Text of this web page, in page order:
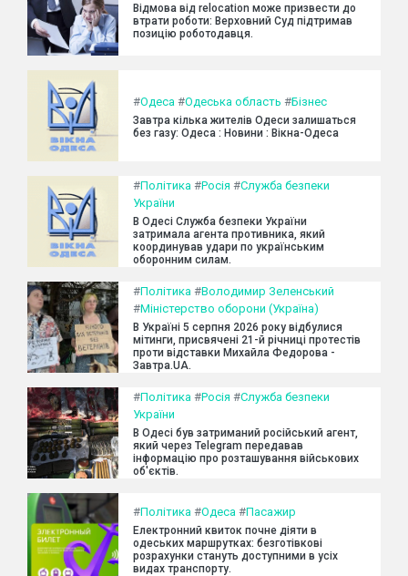
Відмова від relocation може призвести до
втрати роботи: Верховний Суд підтримав
позицію роботодавця.
#Одеса #Одеська область #Бізнес
Завтра кілька жителів Одеси залишаться
без газу: Одеса : Новини : Вікна-Одеса
#Політика #Росія #Служба безпеки
України
В Одесі Служба безпеки України
затримала агента противника, який
координував удари по українським
оборонним силам.
#Політика #Володимир Зеленський
#Міністерство оборони (Україна)
В Україні 5 серпня 2026 року відбулися
мітинги, присвячені 21-й річниці протестів
проти відставки Михайла Федорова -
Завтра.UA.
#Політика #Росія #Служба безпеки
України
В Одесі був затриманий російський агент,
який через Telegram передавав
інформацію про розташування військових
об'єктів.
#Політика #Одеса #Пасажир
Електронний квиток почне діяти в
одеських маршрутках: безготівкові
розрахунки стануть доступними в усіх
видах транспорту.